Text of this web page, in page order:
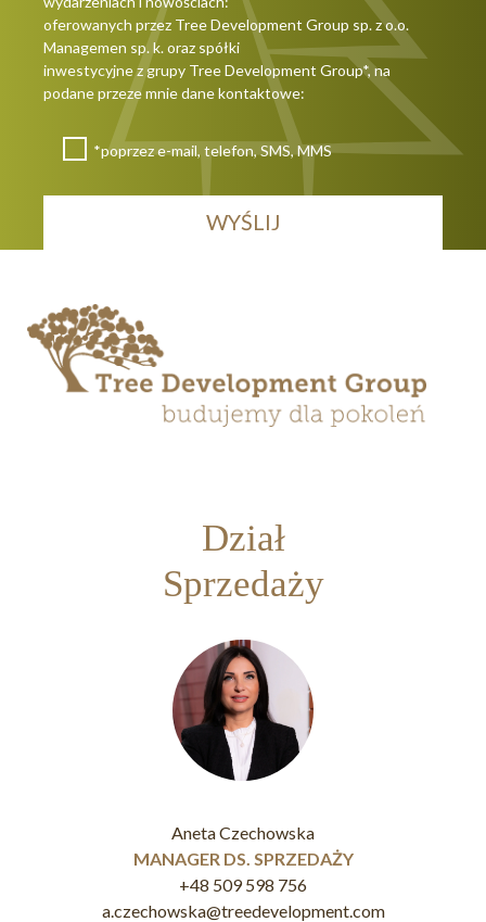
oferowanych przez Tree Development Group sp. z o.o.
Managemen sp. k. oraz spółki
inwestycyjne z grupy Tree Development Group*, na
podane przeze mnie dane kontaktowe:
*poprzez e-mail, telefon, SMS, MMS
Dział
Sprzedaży
Aneta Czechowska
MANAGER DS. SPRZEDAŻY
+48 509 598 756
a.czechowska@treedevelopment.com